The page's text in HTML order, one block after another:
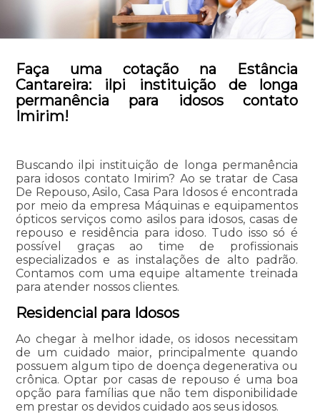
Faça uma cotação na Estância
Cantareira: ilpi instituição de longa
permanência para idosos contato
Imirim!
Buscando ilpi instituição de longa permanência
para idosos contato Imirim? Ao se tratar de Casa
De Repouso, Asilo, Casa Para Idosos é encontrada
por meio da empresa Máquinas e equipamentos
ópticos serviços como asilos para idosos, casas de
repouso e residência para idoso. Tudo isso só é
possível graças ao time de profissionais
especializados e as instalações de alto padrão.
Contamos com uma equipe altamente treinada
para atender nossos clientes.
Residencial para Idosos
Ao chegar à melhor idade, os idosos necessitam
de um cuidado maior, principalmente quando
possuem algum tipo de doença degenerativa ou
crônica. Optar por casas de repouso é uma boa
opção para famílias que não tem disponibilidade
em prestar os devidos cuidado aos seus idosos.